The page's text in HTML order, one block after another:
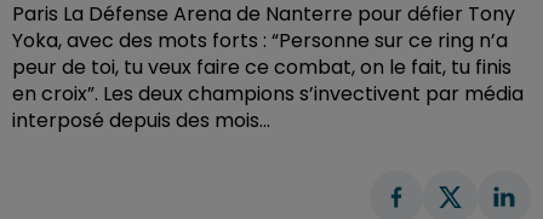
Paris La Défense Arena de Nanterre pour défier Tony
Yoka, avec des mots forts : “Personne sur ce ring n’a
peur de toi, tu veux faire ce combat, on le fait, tu finis
en croix”. Les deux champions s’invectivent par média
interposé depuis des mois…